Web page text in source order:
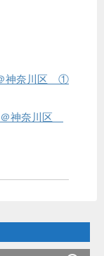
＠神奈川区 ①
＠神奈川区